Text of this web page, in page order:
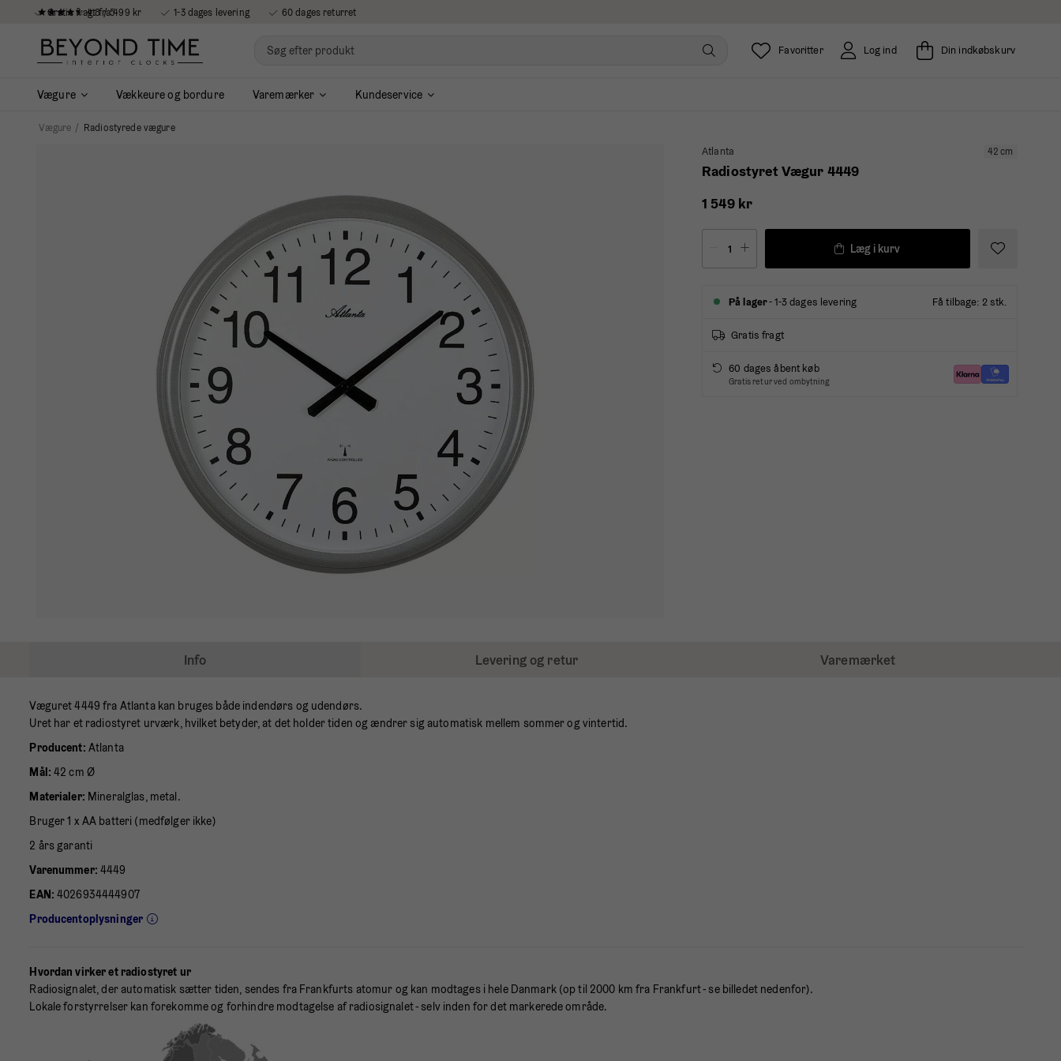
4.8 / 5
Gratis fragt fra 499 kr 1-3 dages levering 60 dages returret
Din indkøbskurv
Log ind
Favoritter
Vægure Vækkeure og bordure Varemærker Kundeservice
Vægure / Radiostyrede vægure
42 cm
Atlanta
Radiostyret Vægur 4449
1 549 kr
Læg i kurv
På lager- 1-3 dages levering Få tilbage: 2 stk.
Gratis fragt
60 dages åbent køb
Gratis retur ved ombytning
Info Levering og retur Varemærket
Væguret 4449 fra Atlanta kan bruges både indendørs og udendørs.
Uret har et radiostyret urværk, hvilket betyder, at det holder tiden og ændrer sig automatisk mellem sommer og vintertid.
Producent: Atlanta
Mål: 42 cm Ø
Materialer: Mineralglas, metal.
Bruger 1 x AA batteri (medfølger ikke)
2 års garanti
Varenummer: 4449
EAN: 4026934444907
Producentoplysninger
Hvordan virker et radiostyret ur
Radiosignalet, der automatisk sætter tiden, sendes fra Frankfurts atomur og kan modtages i hele Danmark (op til 2000 km fra Frankfurt - se billedet nedenfor).
Lokale forstyrrelser kan forekomme og forhindre modtagelse af radiosignalet - selv inden for det markerede område.